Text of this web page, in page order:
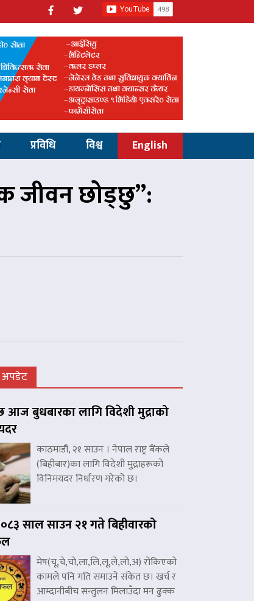
प्रविधि विश्व English
जीवन छोड्छु”:
अपडेट
आज बुधबारका लागि विदेशी मुद्राको
काठमाडौं, २१ साउन । नेपाल राष्ट्र बैंकले
(बिहीबार)का लागि विदेशी मुद्राहरूको
विनिमयदर निर्धारण गरेको छ।
साल साउन २१ गते बिहीवारको
मेष(चू,चे,चो,ला,लि,लू,ले,लो,अ) रोकिएको
कामले पनि गति समाउने संकेत छ। खर्च र
आम्दानीबीच सन्तुलन मिलाउँदा मन ढुक्क